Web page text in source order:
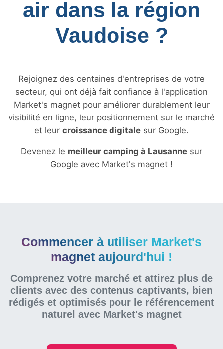
air dans la région
Vaudoise ?
Rejoignez des centaines d'entreprises de votre
secteur, qui ont déjà fait confiance à l'application
Market's magnet pour améliorer durablement leur
visibilité en ligne, leur positionnement sur le marché
et leur croissance digitale sur Google.
Devenez le meilleur camping à Lausanne sur
Google avec Market's magnet !
Commencer à utiliser Market's
magnet aujourd'hui !
Comprenez votre marché et attirez plus de
clients avec des contenus captivants, bien
rédigés et optimisés pour le référencement
naturel avec Market's magnet